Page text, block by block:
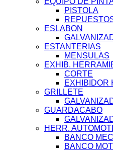
PISTOLA
ESLABON
ESTANTERIAS
MENSULAS
EXHIB.
CORTE
EXHIBIDOR
GRILLETE
GUARDACABO
HERR.
BANCO
BANCO